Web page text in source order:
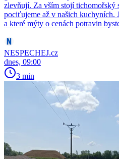
zlevňují. Za vším stojí tichomořský
pociťujeme až v našich kuchyních.
a které mýty o cenách potravin
NESPECHEJ.cz
dnes, 09:00
3 min